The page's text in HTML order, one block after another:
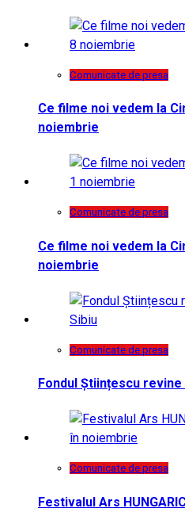
Comunicate de presa
Ce filme noi vedem la
noiembrie
Comunicate de presa
Ce filme noi vedem la
noiembrie
Comunicate de presa
Fondul Științescu revine
Comunicate de presa
Festivalul Ars